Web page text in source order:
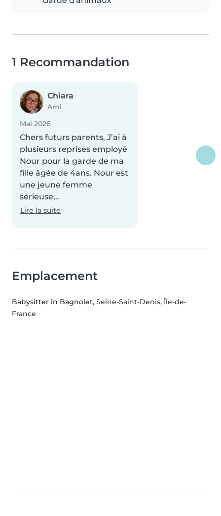
1 Recommandation
Chiara
Ami
Mai 2026
Chers futurs parents, J’ai à
plusieurs reprises employé
Nour pour la garde de ma
fille âgée de 4ans. Nour est
une jeune femme
sérieuse,..
Lire la suite
Emplacement
Babysitter in Bagnolet, Seine-Saint-Denis, Île-de-
France